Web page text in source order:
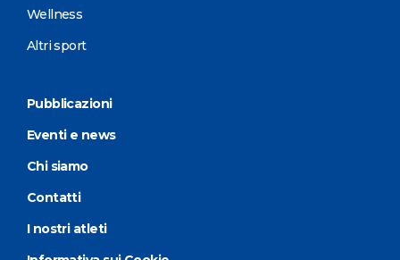
Wellness
Altri sport
Pubblicazioni
Eventi e news
Chi siamo
Contatti
I nostri atleti